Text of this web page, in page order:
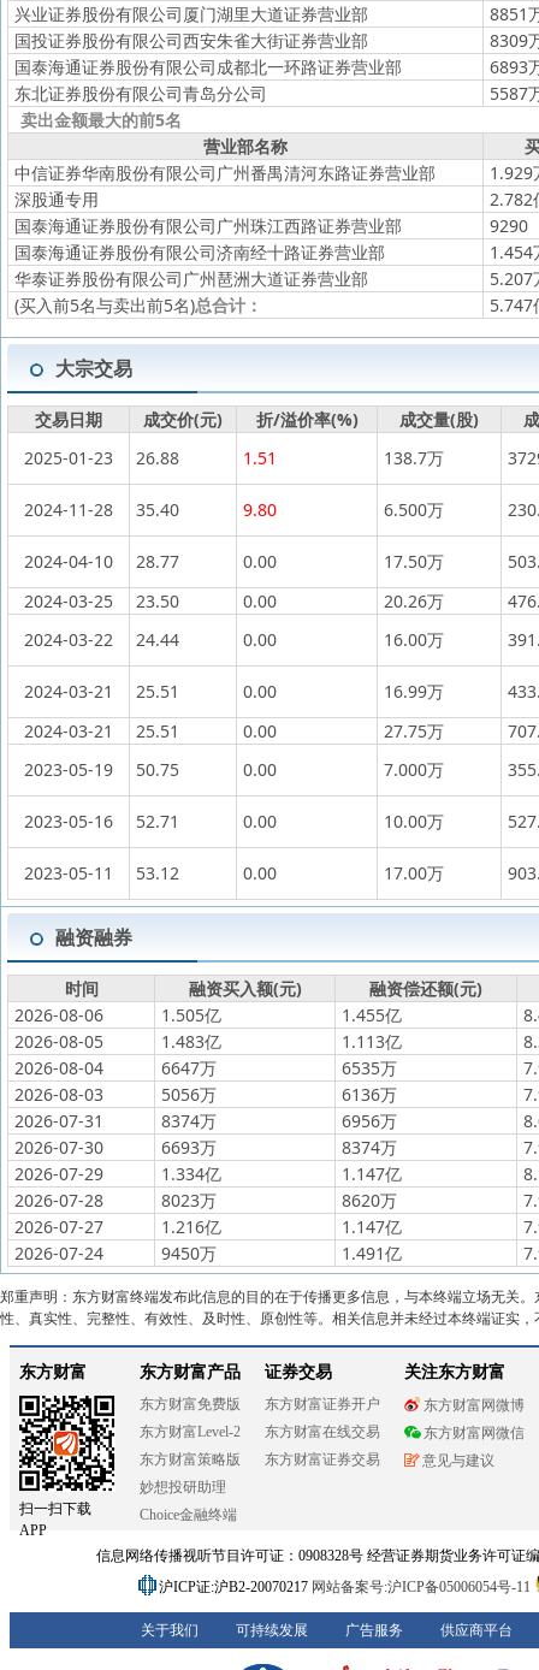
兴业证券股份有限公司厦门湖里大道证券营业部
8851
国投证券股份有限公司西安朱雀大街证券营业部
8309
国泰海通证券股份有限公司成都北一环路证券营业部
6893
东北证券股份有限公司青岛分公司
5587
卖出金额最大的前5名
营业部名称
中信证券华南股份有限公司广州番禺清河东路证券营业部
1.929
深股通专用
2.782
国泰海通证券股份有限公司广州珠江西路证券营业部
9290
国泰海通证券股份有限公司济南经十路证券营业部
1.454
华泰证券股份有限公司广州琶洲大道证券营业部
5.207
(买入前5名与卖出前5名)总合计： 5.747
大宗交易
交易日期 成交价(元) 折/溢价率(%) 成交量(股)
2025-01-23
26.88 1.51 138.7万
2024-11-28 35.40 9.80 6.500万
2024-04-10 28.77 0.00 17.50万
2024-03-25
23.50 0.00 20.26万
2024-03-22
24.44 0.00 16.00万
2024-03-21 25.51 0.00 16.99万
2024-03-21
25.51 0.00 27.75万
2023-05-19
50.75 0.00 7.000万
2023-05-16 52.71 0.00 10.00万
2023-05-11 53.12 0.00 17.00万
融资融券
时间 融资买入额(元)
融资偿还额(元)
2026-08-06
1.505亿 1.455亿
2026-08-05
1.483亿 1.113亿
2026-08-04
6647万 6535万
2026-08-03
5056万 6136万
2026-07-31
8374万 6956万
2026-07-30
6693万 8374万
2026-07-29
1.334亿 1.147亿
2026-07-28
8023万 8620万
2026-07-27
1.216亿 1.147亿
2026-07-24
9450万 1.491亿
郑重声明：东方财富终端发布此信息的目的在于传播更多信息，与本终端立场无关
性、真实性、完整性、有效性、及时性、原创性等。相关信息并未经过本终端证实